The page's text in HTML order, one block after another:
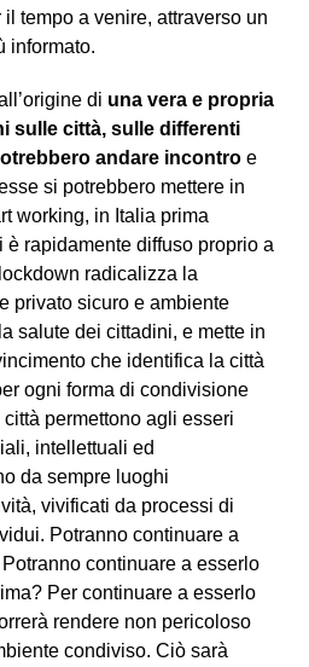
tempo a venire, attraverso un
informato.
di una vera e propria
sulle città, sulle differenti
andare incontro e
si potrebbero mettere in
working, in Italia prima
rapidamente diffuso proprio a
radicalizza la
privato sicuro e ambiente
salute dei cittadini, e mette in
che identifica la città
ogni forma di condivisione
permettono agli esseri
intellettuali ed
da sempre luoghi
vivificati da processi di
Potranno continuare a
continuare a esserlo
Per continuare a esserlo
rendere non pericoloso
condiviso. Ciò sarà